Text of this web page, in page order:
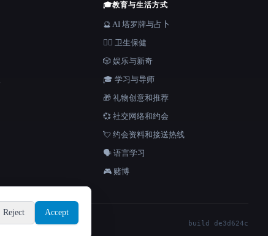
🎓教育与生活方式
🔮 AI 塔罗牌与占卜
👩‍⚕️ 卫生保健
🎲 娱乐与新奇
🎓 学习与导师
🎁 礼物创意和推荐
💞 社交网络和约会
💘 约会资料和接送热线
🗣️ 语言学习
🎮 赌博
build de3d624c
Reject Accept